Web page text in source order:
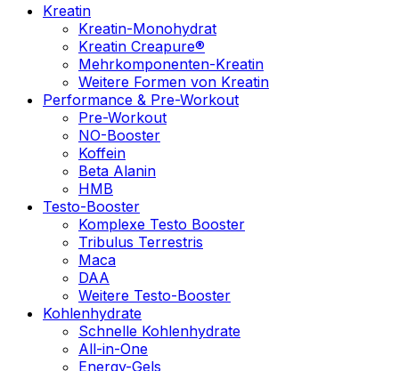
Kreatin
Kreatin-Monohydrat
Kreatin Creapure®
Mehrkomponenten-Kreatin
Weitere Formen von Kreatin
Performance & Pre-Workout
Pre-Workout
NO-Booster
Koffein
Beta Alanin
HMB
Testo-Booster
Komplexe Testo Booster
Tribulus Terrestris
Maca
DAA
Weitere Testo-Booster
Kohlenhydrate
Schnelle Kohlenhydrate
All-in-One
Energy-Gels